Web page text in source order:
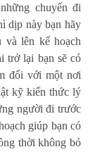
chuyến đi
dịp này bạn hãy
và lên kế hoạch
trở lại bạn sẽ có
đối với một nơi
kỹ kiến thức lý
người đi trước
giúp bạn có
thời không bỏ